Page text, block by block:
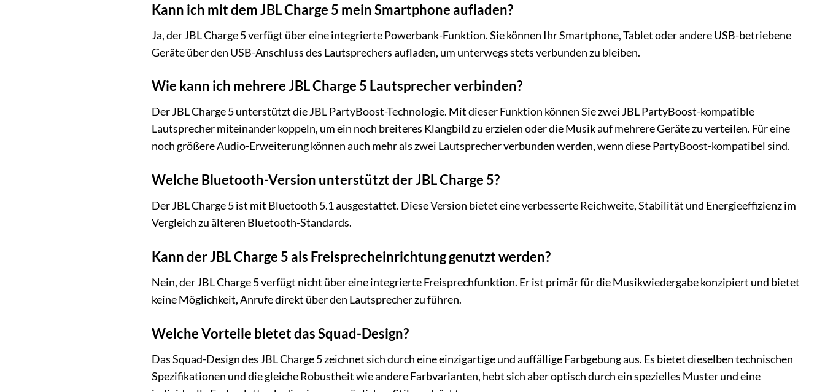
Kann ich mit dem JBL Charge 5 mein Smartphone aufladen?
Ja, der JBL Charge 5 verfügt über eine integrierte Powerbank-Funktion. Sie können Ihr Smartphone, Tablet oder andere USB-betriebene
Geräte über den USB-Anschluss des Lautsprechers aufladen, um unterwegs stets verbunden zu bleiben.
Wie kann ich mehrere JBL Charge 5 Lautsprecher verbinden?
Der JBL Charge 5 unterstützt die JBL PartyBoost-Technologie. Mit dieser Funktion können Sie zwei JBL PartyBoost-kompatible
Lautsprecher miteinander koppeln, um ein noch breiteres Klangbild zu erzielen oder die Musik auf mehrere Geräte zu verteilen. Für eine
noch größere Audio-Erweiterung können auch mehr als zwei Lautsprecher verbunden werden, wenn diese PartyBoost-kompatibel sind.
Welche Bluetooth-Version unterstützt der JBL Charge 5?
Der JBL Charge 5 ist mit Bluetooth 5.1 ausgestattet. Diese Version bietet eine verbesserte Reichweite, Stabilität und Energieeffizienz im
Vergleich zu älteren Bluetooth-Standards.
Kann der JBL Charge 5 als Freisprecheinrichtung genutzt werden?
Nein, der JBL Charge 5 verfügt nicht über eine integrierte Freisprechfunktion. Er ist primär für die Musikwiedergabe konzipiert und bietet
keine Möglichkeit, Anrufe direkt über den Lautsprecher zu führen.
Welche Vorteile bietet das Squad-Design?
Das Squad-Design des JBL Charge 5 zeichnet sich durch eine einzigartige und auffällige Farbgebung aus. Es bietet dieselben technischen
Spezifikationen und die gleiche Robustheit wie andere Farbvarianten, hebt sich aber optisch durch ein spezielles Muster und eine